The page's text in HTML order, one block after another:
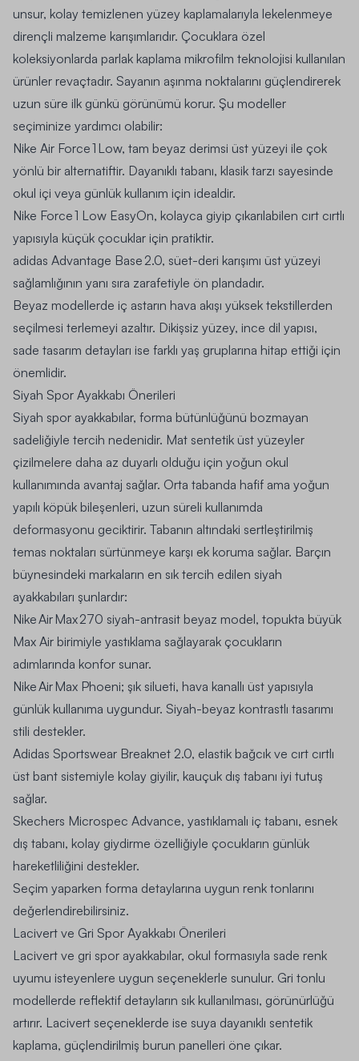
unsur, kolay temizlenen yüzey kaplamalarıyla lekelenmeye
dirençli malzeme karışımlarıdır. Çocuklara özel
koleksiyonlarda parlak kaplama mikrofilm teknolojisi kullanılan
ürünler revaçtadır. Sayanın aşınma noktalarını güçlendirerek
uzun süre ilk günkü görünümü korur. Şu modeller
seçiminize yardımcı olabilir:
Nike Air Force 1 Low, tam beyaz derimsi üst yüzeyi ile çok
yönlü bir alternatiftir. Dayanıklı tabanı, klasik tarzı sayesinde
okul içi veya günlük kullanım için idealdir.
Nike Force 1 Low EasyOn, kolayca giyip çıkarılabilen cırt cırtlı
yapısıyla küçük çocuklar için pratiktir.
adidas Advantage Base 2.0, süet-deri karışımı üst yüzeyi
sağlamlığının yanı sıra zarafetiyle ön plandadır.
Beyaz modellerde iç astarın hava akışı yüksek tekstillerden
seçilmesi terlemeyi azaltır. Dikişsiz yüzey, ince dil yapısı,
sade tasarım detayları ise farklı yaş gruplarına hitap ettiği için
önemlidir.
Siyah Spor Ayakkabı Önerileri
Siyah spor ayakkabılar, forma bütünlüğünü bozmayan
sadeliğiyle tercih nedenidir. Mat sentetik üst yüzeyler
çizilmelere daha az duyarlı olduğu için yoğun okul
kullanımında avantaj sağlar. Orta tabanda hafif ama yoğun
yapılı köpük bileşenleri, uzun süreli kullanımda
deformasyonu geciktirir. Tabanın altındaki sertleştirilmiş
temas noktaları sürtünmeye karşı ek koruma sağlar. Barçın
büynesindeki markaların en sık tercih edilen siyah
ayakkabıları şunlardır:
Nike Air Max 270 siyah-antrasit beyaz model, topukta büyük
Max Air birimiyle yastıklama sağlayarak çocukların
adımlarında konfor sunar.
Nike Air Max Phoeni; şık silueti, hava kanallı üst yapısıyla
günlük kullanıma uygundur. Siyah-beyaz kontrastlı tasarımı
stili destekler.
Adidas Sportswear Breaknet 2.0, elastik bağcık ve cırt cırtlı
üst bant sistemiyle kolay giyilir, kauçuk dış tabanı iyi tutuş
sağlar.
Skechers Microspec Advance, yastıklamalı iç tabanı, esnek
dış tabanı, kolay giydirme özelliğiyle çocukların günlük
hareketliliğini destekler.
Seçim yaparken forma detaylarına uygun renk tonlarını
değerlendirebilirsiniz.
Lacivert ve Gri Spor Ayakkabı Önerileri
Lacivert ve gri spor ayakkabılar, okul formasıyla sade renk
uyumu isteyenlere uygun seçeneklerle sunulur. Gri tonlu
modellerde reflektif detayların sık kullanılması, görünürlüğü
artırır. Lacivert seçeneklerde ise suya dayanıklı sentetik
kaplama, güçlendirilmiş burun panelleri öne çıkar.